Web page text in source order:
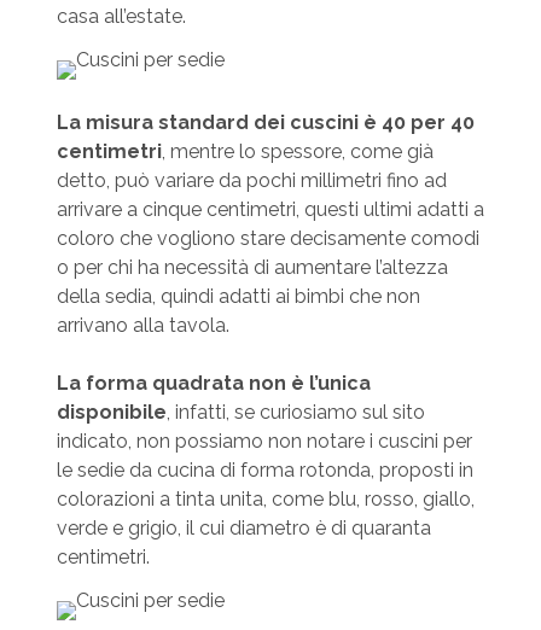
casa all’estate.
La misura standard dei cuscini è 40 per 40
centimetri, mentre lo spessore, come già
detto, può variare da pochi millimetri fino ad
arrivare a cinque centimetri, questi ultimi adatti a
coloro che vogliono stare decisamente comodi
o per chi ha necessità di aumentare l’altezza
della sedia, quindi adatti ai bimbi che non
arrivano alla tavola.
La forma quadrata non è l’unica
disponibile, infatti, se curiosiamo sul sito
indicato, non possiamo non notare i cuscini per
le sedie da cucina di forma rotonda, proposti in
colorazioni a tinta unita, come blu, rosso, giallo,
verde e grigio, il cui diametro è di quaranta
centimetri.